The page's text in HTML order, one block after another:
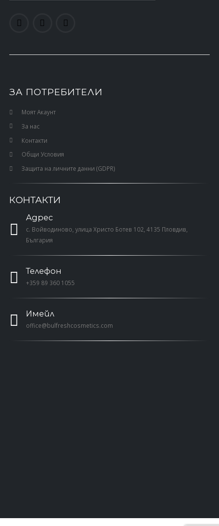
ЗА ПОТРЕБИТЕЛИ
Моят Акаунт
За нас
Контакти
Общи Условия
Защита на личните данни (GDPR)
КОНТАКТИ
Адрес
с. Войводиново, улица Христо Ботев 102, 4135 Пловдив,
България
Телефон
+359 89 360 1055
Имейл
office@bulfreshcosmetics.com